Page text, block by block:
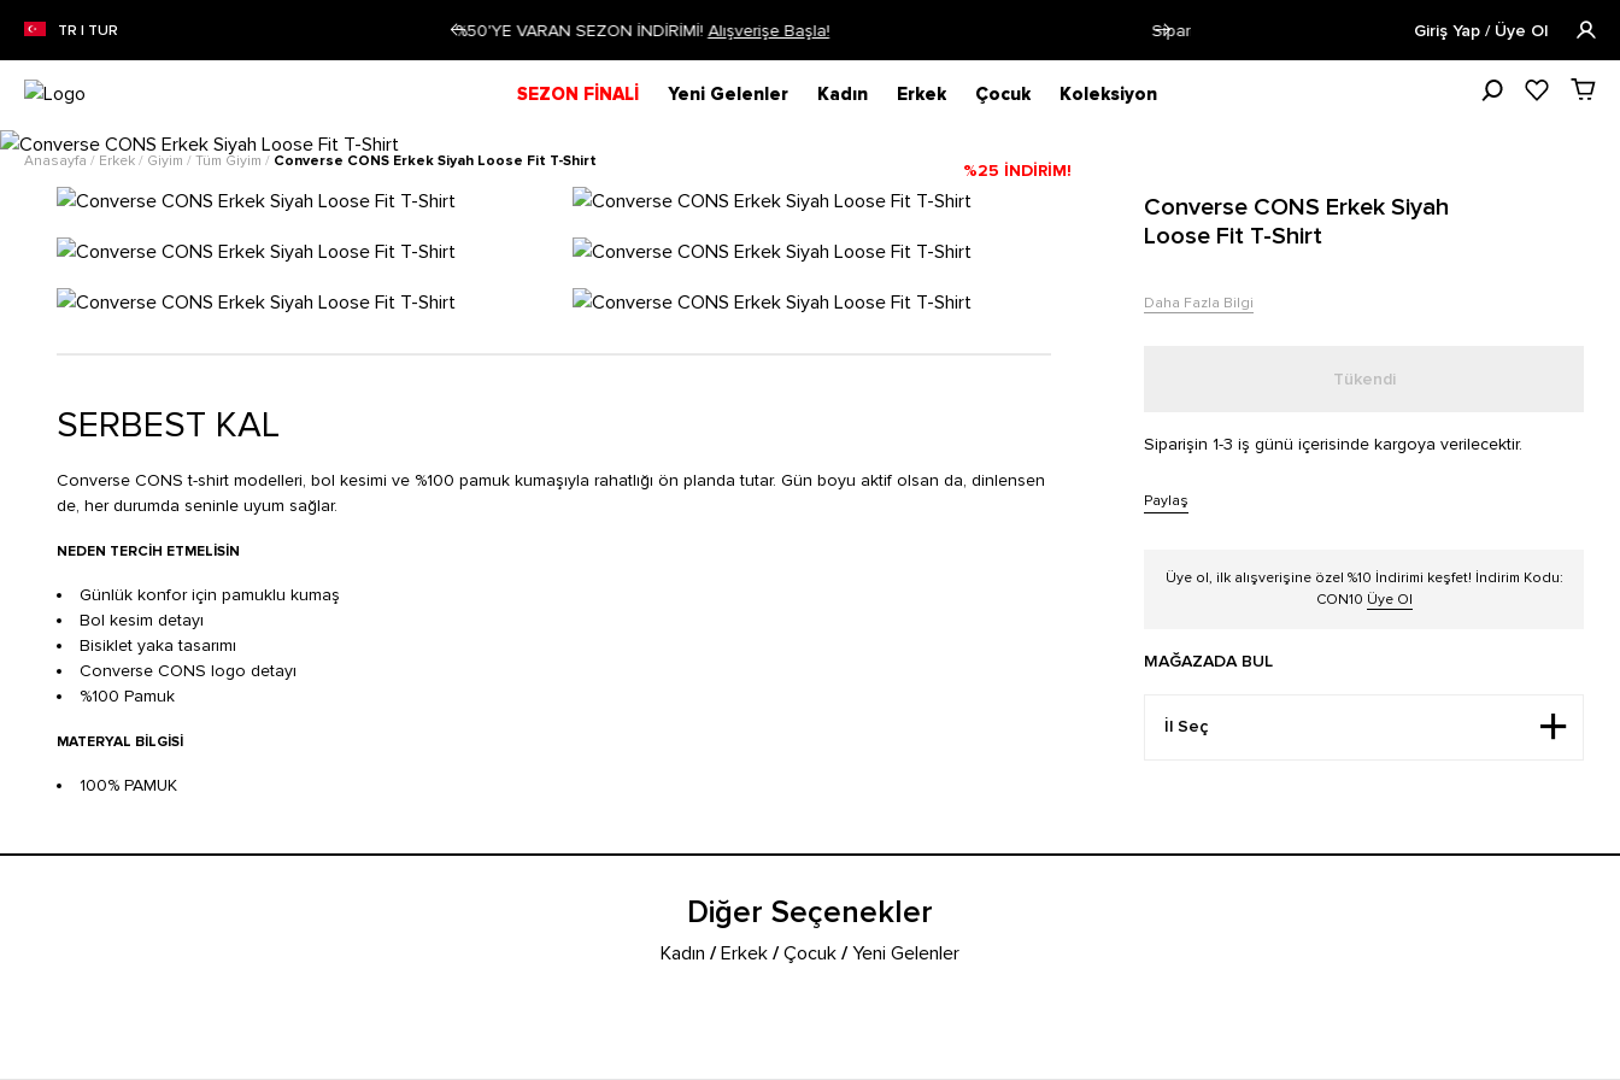
TR | TUR
İNDİRİMİ! Siparişin 1-3 iş günü içerisinde kargoya verilecektir. Öğrencilere Özel Tüm Ürünlerde
Giriş Yap / Üye Ol
SEZON FİNALİ Yeni Gelenler Kadın Erkek Çocuk Koleksiyon
Anasayfa / Erkek / Giyim / Tüm Giyim / Converse CONS Erkek Siyah Loose Fit T-Shirt %25 İNDİRİM!
SERBEST KAL
Converse CONS t-shirt modelleri, bol kesimi ve %100 pamuk kumaşıyla rahatlığı ön planda tutar. Gün boyu aktif olsan da, dinlensen
de, her durumda seninle uyum sağlar.
NEDEN TERCIH ETMELISIN
Günlük konfor için pamuklu kumaş
Bol kesim detayı
Bisiklet yaka tasarımı
Converse CONS logo detayı
%100 Pamuk
MATERYAL BILGISI
100% PAMUK
Converse CONS Erkek Siyah
Loose Fit T-Shirt
Daha Fazla Bilgi
Tükendi
Siparişin 1-3 iş günü içerisinde kargoya verilecektir.
Paylaş
Üye ol, ilk alışverişine özel %10 İndirimi keşfet! İndirim Kodu:
CON10 Üye Ol
MAĞAZADA BUL
Diğer Seçenekler
Kadın /Erkek /Çocuk /Yeni Gelenler